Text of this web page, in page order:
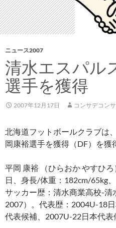
キ
ッ
プ
ニュース2007
清水エスパル
選手を獲得
2007年12月17日 コンサデコン
北海道フットボールクラブは
岡康裕選手を獲得（DF）を獲
平岡 康裕 （ひらおか やすひ
日、身長/体重：182cm/65kg
サッカー歴：清水商業高校-清
2007）。代表歴：2004U-18
代表候補、2007U-22日本代表